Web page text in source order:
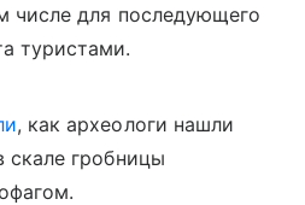
числе для последующего
туристами.
, как археологи нашли
скале гробницы